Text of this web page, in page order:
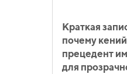
Краткая
почему
прецедент
для